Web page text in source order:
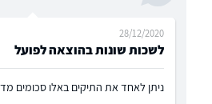
לשכות שונות בהוצאה לפועל
28/12/2020
ניתן לאחד את התיקים באלו סכומים